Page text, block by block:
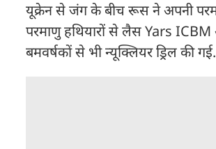
यूक्रेन से जंग के बीच रूस ने अपनी
परमाणु हथियारों से लैस Yars
बमवर्षकों से भी न्यूक्लियर ड्रिल की गई.